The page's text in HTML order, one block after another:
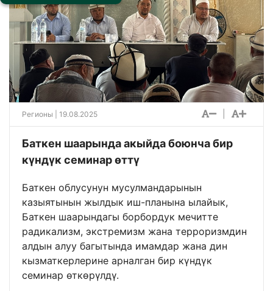
Регионы | 19.08.2025
Баткен шаарында акыйда боюнча бир
күндүк семинар өттү
Баткен облусунун мусулмандарынын
казыятынын жылдык иш-планына ылайык,
Баткен шаарындагы борбордук мечитте
радикализм, экстремизм жана терроризмдин
алдын алуу багытында имамдар жана дин
кызматкерлерине арналган бир күндүк
семинар өткөрүлдү.